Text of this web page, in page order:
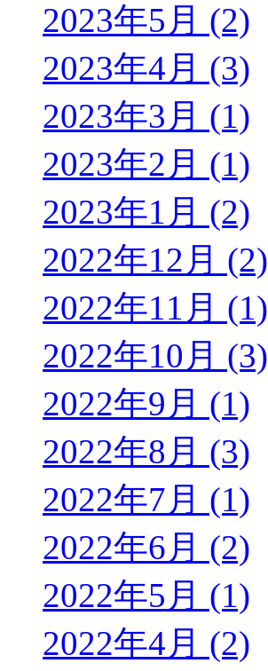
2023年5月 (2)
2023年4月 (3)
2023年3月 (1)
2023年2月 (1)
2023年1月 (2)
2022年12月 (2)
2022年11月 (1)
2022年10月 (3)
2022年9月 (1)
2022年8月 (3)
2022年7月 (1)
2022年6月 (2)
2022年5月 (1)
2022年4月 (2)